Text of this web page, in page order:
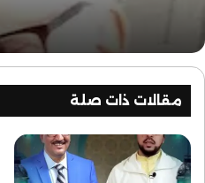
مقالات ذات صلة